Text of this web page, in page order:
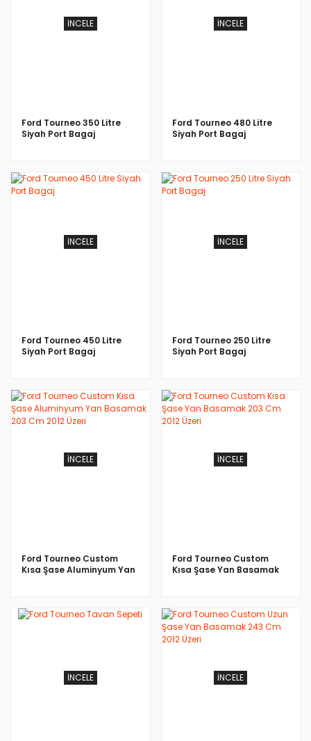
İNCELE
Ford Tourneo 350 Litre
Siyah Port Bagaj
İNCELE
Ford Tourneo 480 Litre
Siyah Port Bagaj
İNCELE
Ford Tourneo 450 Litre
Siyah Port Bagaj
İNCELE
Ford Tourneo 250 Litre
Siyah Port Bagaj
İNCELE
Ford Tourneo Custom
Kısa Şase Aluminyum Yan
İNCELE
Ford Tourneo Custom
Kısa Şase Yan Basamak
İNCELE İNCELE